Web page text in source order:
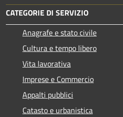
CATEGORIE DI SERVIZIO
Anagrafe e stato civile
Cultura e tempo libero
Vita lavorativa
Imprese e Commercio
Appalti pubblici
Catasto e urbanistica